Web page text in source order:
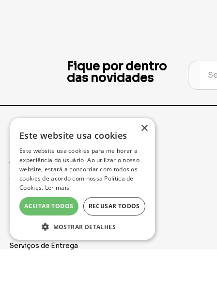
Fique por dentro
das novidades
Institucional
Acompanhe seu Pedido
Trocas e Devoluções
Política de Privacidade
Formas de Pagamento
Serviços de Entrega
×
Este website usa cookies
Este website usa cookies para melhorar a
experiência do usuário. Ao utilizar o nosso
website, estará a concordar com todos os
cookies de acordo com nossa Política de
Cookies. Ler mais
ACEITAR TODOS RECUSAR TODOS
MOSTRAR DETALHES